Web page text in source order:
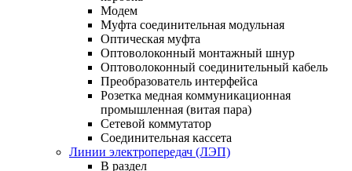
Модем
Муфта соединительная модульная
Оптическая муфта
Оптоволоконный монтажный шнур
Оптоволоконный соединительный кабель
Преобразователь интерфейса
Розетка медная коммуникационная
промышленная (витая пара)
Сетевой коммутатор
Соединительная кассета
Линии электропередач (ЛЭП)
В раздел